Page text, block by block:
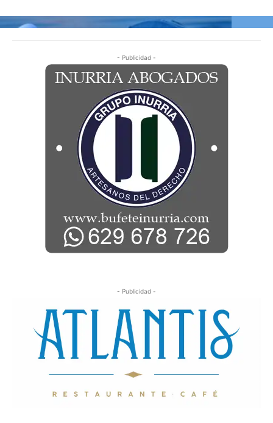
- Publicidad -
- Publicidad -